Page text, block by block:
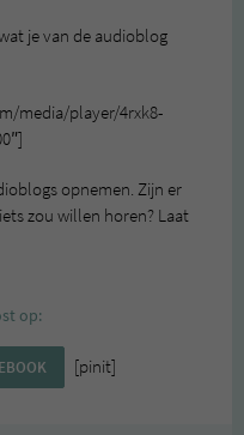
je van de audioblog
media/player/4rxk8-
opnemen. Zijn er
zou willen horen? Laat
op:
[pinit]